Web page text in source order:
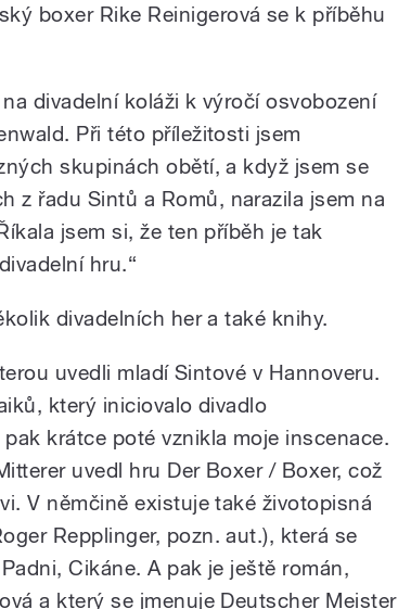
boxer Rike Reinigerová se k příběhu
divadelní koláži k výročí osvobození
Při této příležitosti jsem
skupinách obětí, a když jsem se
z řadu Sintů a Romů, narazila jsem na
jsem si, že ten příběh je tak
hru.“
divadelních her a také knihy.
uvedli mladí Sintové v Hannoveru.
který iniciovalo divadlo
krátce poté vznikla moje inscenace.
uvedl hru Der Boxer / Boxer, což
V němčině existuje také životopisná
Repplinger, pozn. aut.), která se
Cikáne. A pak je ještě román,
a který se jmenuje Deutscher Meister